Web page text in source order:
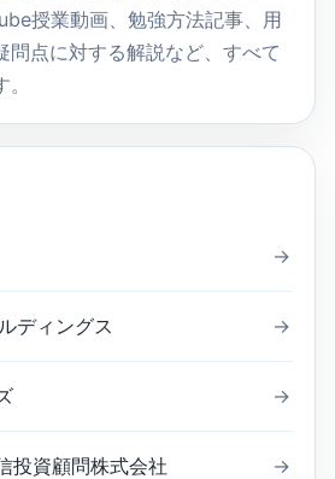
授業動画、勉強方法記事、用
問点に対する解説など、すべて
→
ディングス →
→
投資顧問株式会社 →